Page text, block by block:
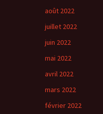
août 2022
juillet 2022
juin 2022
mai 2022
avril 2022
mars 2022
février 2022